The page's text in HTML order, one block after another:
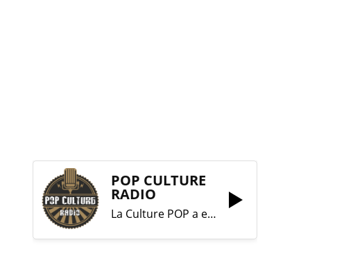
POP CULTURE
RADIO
La Culture POP a enfin trouvé sa RADIO !